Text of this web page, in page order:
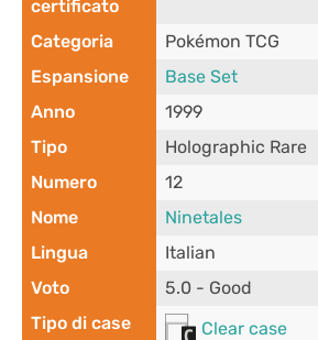
certificato
Categoria
Pokémon TCG
Espansione
Base Set
Anno
1999
Tipo
Holographic Rare
Numero
12
Nome
Ninetales
Lingua
Italian
Voto
5.0 - Good
Tipo di case
Clear case